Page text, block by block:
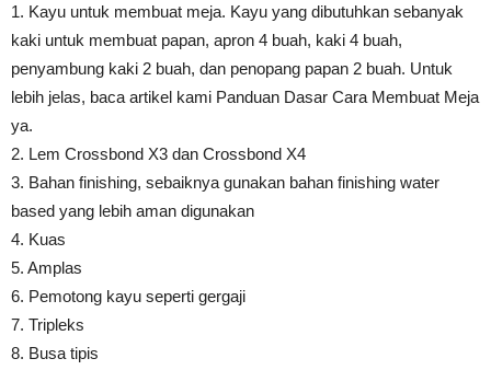
1. Kayu untuk membuat meja. Kayu yang dibutuhkan sebanyak
kaki untuk membuat papan, apron 4 buah, kaki 4 buah,
penyambung kaki 2 buah, dan penopang papan 2 buah. Untuk
lebih jelas, baca artikel kami Panduan Dasar Cara Membuat Meja
ya.
2. Lem Crossbond X3 dan Crossbond X4
3. Bahan finishing, sebaiknya gunakan bahan finishing water
based yang lebih aman digunakan
4. Kuas
5. Amplas
6. Pemotong kayu seperti gergaji
7. Tripleks
8. Busa tipis